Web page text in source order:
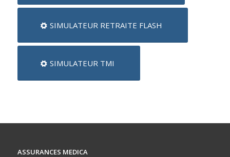
SIMULATEUR RETRAITE FLASH
SIMULATEUR TMI
ASSURANCES MEDICA